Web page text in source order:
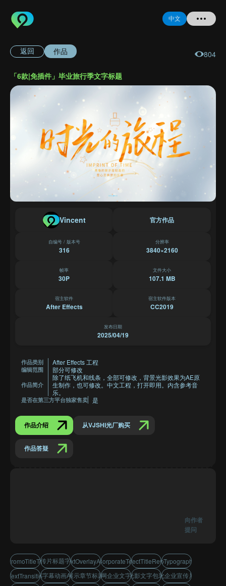
中文
登录
注册
忘记密码
返回 作品 804
「6款|免插件」毕业旅行季文字标题
Vincent 官方作品
自编号 / 版本号
316
分辨率
3840×2160
帧率
30P
文件大小
107.1 MB
宿主软件
After Effects
宿主软件版本
CC2019
发布日期
2025/04/19
作品类别 After Effects 工程
编辑范围 部分可修改
作品简介
除了纸飞机和线条，全部可修改，背景光影效果为AE原
生制作，也可修改。中文工程，打开即用。内含参考音
乐。
是否在第三方平台独家售卖 是
作品介绍 从VJSHI光厂购买
作品答疑
向作者
提问
企业宣传片标题字幕模板
gDataTextOverlayAnimation
minimalCorporateTextReveal
lightEffectTitleRevealAe
digitalInfoTypographyOpener
科技感字幕动画AE模板数据展示章节标题动画互联网企业文字片头企业光影文字包装模板
信息化企业宣传片开场